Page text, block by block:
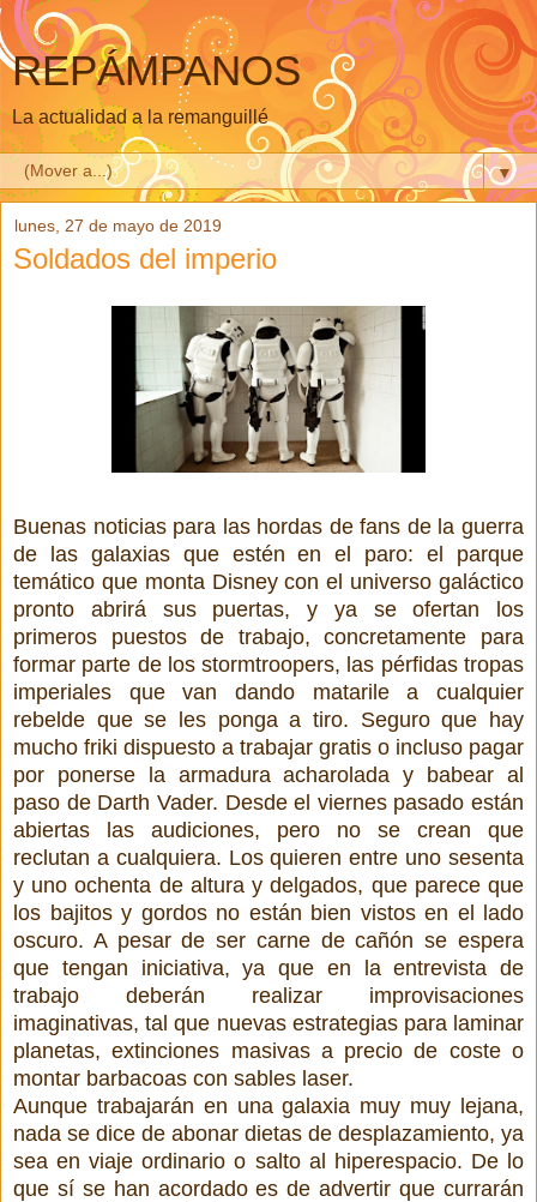
REPÁMPANOS
La actualidad a la remanguillé
▼
lunes, 27 de mayo de 2019
Soldados del imperio
Buenas noticias para las hordas de fans de la guerra
de las galaxias que estén en el paro: el parque
temático que monta Disney con el universo galáctico
pronto abrirá sus puertas, y ya se ofertan los
primeros puestos de trabajo, concretamente para
formar parte de los stormtroopers, las pérfidas tropas
imperiales que van dando matarile a cualquier
rebelde que se les ponga a tiro. Seguro que hay
mucho friki dispuesto a trabajar gratis o incluso pagar
por ponerse la armadura acharolada y babear al
paso de Darth Vader. Desde el viernes pasado están
abiertas las audiciones, pero no se crean que
reclutan a cualquiera. Los quieren entre uno sesenta
y uno ochenta de altura y delgados, que parece que
los bajitos y gordos no están bien vistos en el lado
oscuro. A pesar de ser carne de cañón se espera
que tengan iniciativa, ya que en la entrevista de
trabajo deberán realizar improvisaciones
imaginativas, tal que nuevas estrategias para laminar
planetas, extinciones masivas a precio de coste o
montar barbacoas con sables laser.
Aunque trabajarán en una galaxia muy muy lejana,
nada se dice de abonar dietas de desplazamiento, ya
sea en viaje ordinario o salto al hiperespacio. De lo
que sí se han acordado es de advertir que currarán